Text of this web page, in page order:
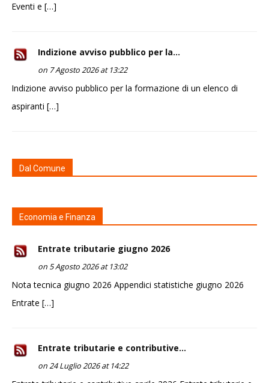
Eventi e […]
Indizione avviso pubblico per la...
on 7 Agosto 2026 at 13:22
Indizione avviso pubblico per la formazione di un elenco di
aspiranti […]
Dal Comune
Economia e Finanza
Entrate tributarie giugno 2026
on 5 Agosto 2026 at 13:02
Nota tecnica giugno 2026 Appendici statistiche giugno 2026
Entrate […]
Entrate tributarie e contributive...
on 24 Luglio 2026 at 14:22